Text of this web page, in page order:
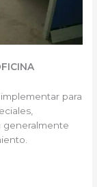
para
generalmente